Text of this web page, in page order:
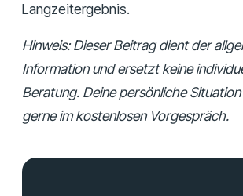
Langzeitergebnis.
Hinweis: Dieser Beitrag dient der
Information und ersetzt keine
Beratung. Deine persönliche
gerne im kostenlosen Vorgespräch.